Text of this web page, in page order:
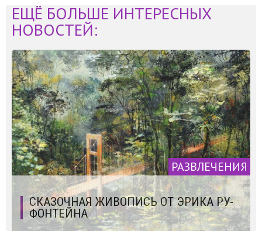
ЕЩЁ БОЛЬШЕ ИНТЕРЕСНЫХ
НОВОСТЕЙ:
РАЗВЛЕЧЕНИЯ
СКАЗОЧНАЯ ЖИВОПИСЬ ОТ ЭРИКА РУ-
ФОНТЕЙНА